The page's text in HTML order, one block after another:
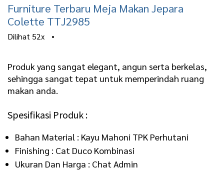
Furniture Terbaru Meja Makan Jepara
Colette TTJ2985
Dilihat 52x •
Produk yang sangat elegant, angun serta berkelas,
sehingga sangat tepat untuk memperindah ruang
makan anda.
Spesifikasi Produk :
Bahan Material : Kayu Mahoni TPK Perhutani
Finishing : Cat Duco Kombinasi
Ukuran Dan Harga : Chat Admin